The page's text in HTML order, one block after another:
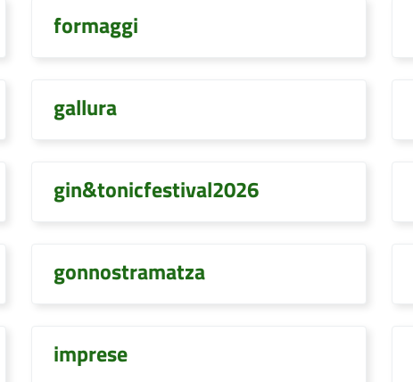
formaggi
gallura
gin&tonicfestival2026
gonnostramatza
imprese